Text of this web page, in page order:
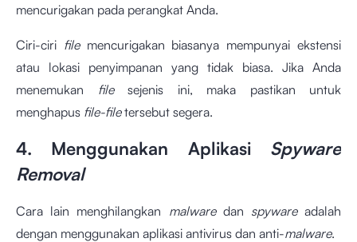
mencurigakan pada perangkat Anda.
Ciri-ciri file mencurigakan biasanya mempunyai ekstensi
atau lokasi penyimpanan yang tidak biasa. Jika Anda
menemukan file sejenis ini, maka pastikan untuk
menghapus file-filetersebut segera.
4. Menggunakan Aplikasi Spyware
Removal
Cara lain menghilangkan malwaredan spywareadalah
dengan menggunakan aplikasi antivirus dan anti-malware.